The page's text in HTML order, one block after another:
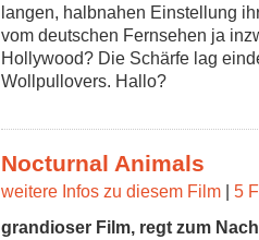
langen, halbnahen Einstellung
vom deutschen Fernsehen ja
Hollywood? Die Schärfe lag
Wollpullovers. Hallo?
Nocturnal Animals
weitere Infos zu diesem Film | 5
grandioser Film, regt zum